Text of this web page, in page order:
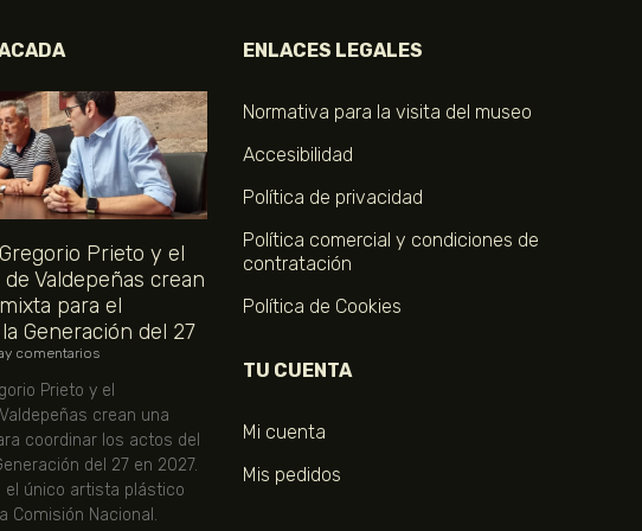
Prieto y el
Valdepeñas crean
para el
Generación del 27
comentarios
Prieto y el
crean una
coordinar los actos del
del 27 en 2027.
el único artista plástico
Comisión Nacional.
ENLACES LEGALES
Normativa para la visita del museo
Accesibilidad
Política de privacidad
Política comercial y condiciones de
contratación
Política de Cookies
TU CUENTA
Mi cuenta
Mis pedidos